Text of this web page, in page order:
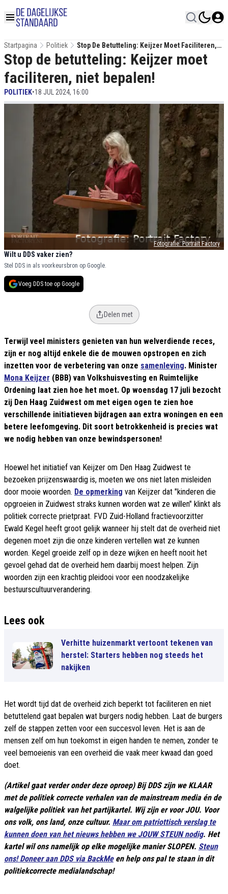
Startpagina Politiek
Stop De Betutteling: Keijzer Moet Faciliteren,
Niet Bepalen!
Fotografie: Portrait Factory
Stop de betutteling: Keijzer moet
faciliteren, niet bepalen!
POLITIEK•18 JUL 2024, 16:00
Wilt u DDS vaker zien?
Stel DDS in als voorkeursbron op Google.
Voeg DDS toe op Google
Delen met
Terwijl veel ministers genieten van hun welverdiende reces,
zijn er nog altijd enkele die de mouwen opstropen en zich
inzetten voor de verbetering van onze samenleving. Minister
Mona Keijzer (BBB) van Volkshuisvesting en Ruimtelijke
Ordening laat zien hoe het moet. Op woensdag 17 juli bezocht
zij Den Haag Zuidwest om met eigen ogen te zien hoe
verschillende initiatieven bijdragen aan extra woningen en een
betere leefomgeving. Dit soort betrokkenheid is precies wat
we nodig hebben van onze bewindspersonen!
Hoewel het initiatief van Keijzer om Den Haag Zuidwest te
bezoeken prijzenswaardig is, moeten we ons niet laten misleiden
door mooie woorden. De opmerking van Keijzer dat "kinderen die
opgroeien in Zuidwest straks kunnen worden wat ze willen" klinkt als
politiek correcte prietpraat. FVD Zuid-Holland fractievoorzitter
Ewald Kegel heeft groot gelijk wanneer hij stelt dat de overheid niet
degenen moet zijn die onze kinderen vertellen wat ze kunnen
worden. Kegel groeide zelf op in deze wijken en heeft nooit het
gevoel gehad dat de overheid hem daarbij moest helpen. Zijn
woorden zijn een krachtig pleidooi voor een noodzakelijke
bestuurscultuurverandering.
Lees ook
Verhitte huizenmarkt vertoont tekenen van
herstel: Starters hebben nog steeds het
nakijken
Het wordt tijd dat de overheid zich beperkt tot faciliteren en niet
betuttelend gaat bepalen wat burgers nodig hebben. Laat de burgers
zelf de stappen zetten voor een succesvol leven. Het is aan de
mensen zelf om hun toekomst in eigen handen te nemen, zonder te
veel bemoeienis van een overheid die vaak meer kwaad dan goed
doet.
(Artikel gaat verder onder deze oproep) Bij DDS zijn we KLAAR
met de politiek correcte verhalen van de mainstream media én de
walgelijke politiek van het partijkartel. Wij zijn er voor JOU. Voor
ons volk, ons land, onze cultuur. Maar om patriottisch verslag te
kunnen doen van het nieuws hebben we JOUW STEUN nodig. Het
kartel wil ons namelijk op elke mogelijke manier SLOPEN. Steun
ons! Doneer aan DDS via BackMeen help ons pal te staan in dit
politiekcorrecte medialandschap!